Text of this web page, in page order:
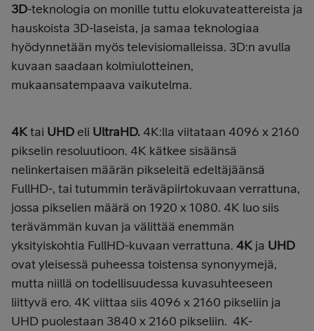
3D-teknologia on monille tuttu elokuvateattereista ja
hauskoista 3D-laseista, ja samaa teknologiaa
hyödynnetään myös televisiomalleissa. 3D:n avulla
kuvaan saadaan kolmiulotteinen,
mukaansatempaava vaikutelma.
4Ktai UHDeli UltraHD. 4K:lla viitataan 4096 x 2160
pikselin resoluutioon. 4K kätkee sisäänsä
nelinkertaisen määrän pikseleitä edeltäjäänsä
FullHD-, tai tutummin teräväpiirtokuvaan verrattuna,
jossa pikselien määrä on 1920 x 1080. 4K luo siis
terävämmän kuvan ja välittää enemmän
yksityiskohtia FullHD-kuvaan verrattuna. 4K ja UHD
ovat yleisessä puheessa toistensa synonyymejä,
mutta niillä on todellisuudessa kuvasuhteeseen
liittyvä ero. 4K viittaa siis 4096 x 2160 pikseliin ja
UHD puolestaan 3840 x 2160 pikseliin. 4K-